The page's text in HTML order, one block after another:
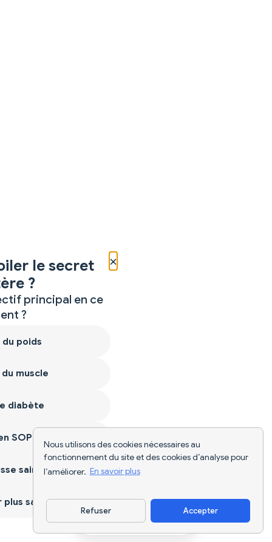
Nous utilisons des cookies nécessaires au
fonctionnement du site et des cookies d’analyse pour
l’améliorer. En savoir plus
Refuser Accepter
Télécharger l'appli
×
le secret
?
principal en ce
?
poids
muscle
diabète
SOPK
saine
sain